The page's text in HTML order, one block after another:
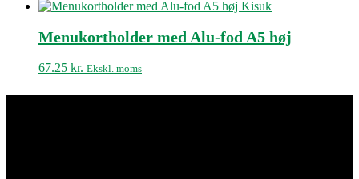
Menukortholder med Alu-fod A5 høj
67.25 kr. Ekskl. moms